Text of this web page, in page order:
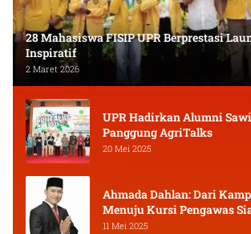
28 Mahasiswa FISIP UPR Berprestasi
Inspiratif
2 Maret 2026
UPR Hadirkan Alumni
Panggung AgriTalks
20 Mei 2025
Ahmada Dahlan: Dari
Menuju Kursi Pengawas
Pejuang Muda Kalimantan
11 Mei 2025